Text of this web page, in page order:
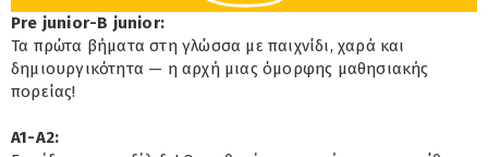
Pre junior-B junior:
Τα πρώτα βήματα στη γλώσσα με παιχνίδι, χαρά και
δημιουργικότητα — η αρχή μιας όμορφης μαθησιακής
πορείας!
A1-A2: